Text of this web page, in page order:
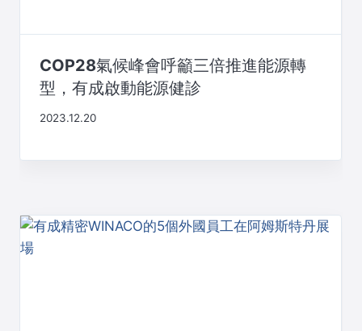
COP28氣候峰會呼籲三倍推進能源轉
型，有成啟動能源健診
2023.12.20